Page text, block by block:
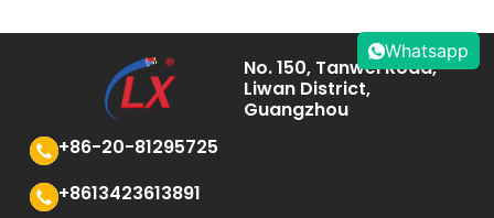
No. 150, Tanwei Road,
Liwan District,
Guangzhou
+86-20-81295725
+8613423613891
Whatsapp